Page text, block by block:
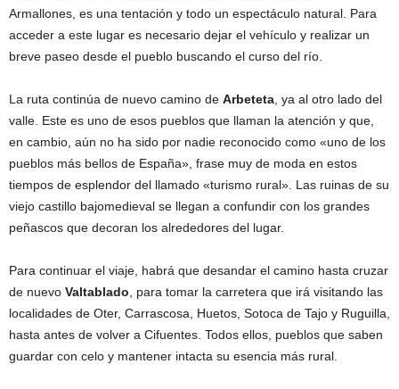
Armallones, es una tentación y todo un espectáculo natural. Para
acceder a este lugar es necesario dejar el vehículo y realizar un
breve paseo desde el pueblo buscando el curso del río.
La ruta continúa de nuevo camino de Arbeteta , ya al otro lado del
valle. Este es uno de esos pueblos que llaman la atención y que,
en cambio, aún no ha sido por nadie reconocido como «uno de los
pueblos más bellos de España», frase muy de moda en estos
tiempos de esplendor del llamado «turismo rural». Las ruinas de su
viejo castillo bajomedieval se llegan a confundir con los grandes
peñascos que decoran los alrededores del lugar.
Para continuar el viaje, habrá que desandar el camino hasta cruzar
de nuevo Valtablado , para tomar la carretera que irá visitando las
localidades de Oter, Carrascosa, Huetos, Sotoca de Tajo y Ruguilla,
hasta antes de volver a Cifuentes. Todos ellos, pueblos que saben
guardar con celo y mantener intacta su esencia más rural.